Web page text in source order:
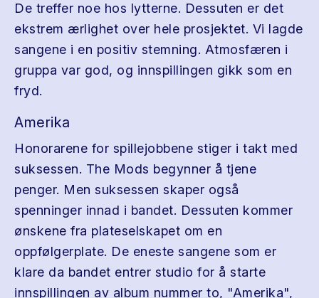
De treffer noe hos lytterne. Dessuten er det
ekstrem ærlighet over hele prosjektet. Vi lagde
sangene i en positiv stemning. Atmosfæren i
gruppa var god, og innspillingen gikk som en
fryd.
Amerika
Honorarene for spillejobbene stiger i takt med
suksessen. The Mods begynner å tjene
penger. Men suksessen skaper også
spenninger innad i bandet. Dessuten kommer
ønskene fra plateselskapet om en
oppfølgerplate. De eneste sangene som er
klare da bandet entrer studio for å starte
innspillingen av album nummer to, "Amerika",